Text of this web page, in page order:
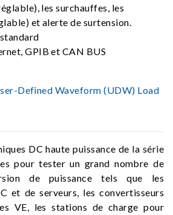
les surchauffes, les
et alerte de surtension.
GPIB et CAN BUS
Defined Waveform (UDW) Load
DC haute puissance de la série
pour tester un grand nombre de
de puissance tels que les
et de serveurs, les convertisseurs
VE, les stations de charge pour